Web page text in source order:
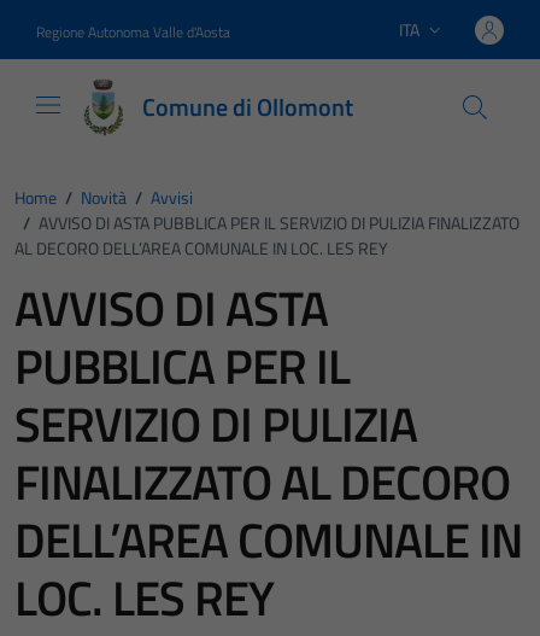
Regione Autonoma Valle d'Aosta Lingua attiva:
ITA
Comune di Ollomont
Home / Novità / Avvisi
/ AVVISO DI ASTA PUBBLICA PER IL SERVIZIO DI PULIZIA FINALIZZATO
AL DECORO DELL’AREA COMUNALE IN LOC. LES REY
AVVISO DI ASTA
PUBBLICA PER IL
SERVIZIO DI PULIZIA
FINALIZZATO AL DECORO
DELL’AREA COMUNALE IN
LOC. LES REY